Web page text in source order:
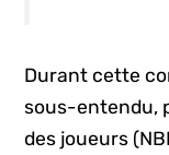
Durant cette
sous-entendu,
des joueurs